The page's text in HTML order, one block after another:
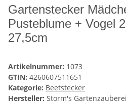
Gartenstecker
Pusteblume + Vogel
27,5cm
Artikelnummer: 1073
GTIN: 4260607511651
Kategorie: Beetstecker
Hersteller: Storm's